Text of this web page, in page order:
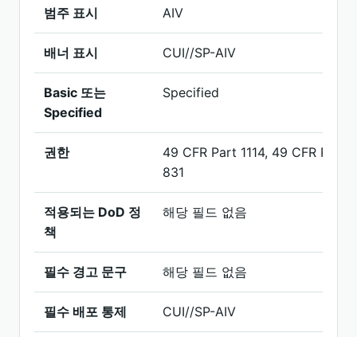
범주 표시 AIV
배너 표시 CUI//SP-AIV
Basic 또는
Specified
Specified
권한
49 CFR Part 1114, 49 CFR Part
831
적용되는 DoD 정
책
해당 필드 없음
필수 경고 문구 해당 필드 없음
필수 배포 통제 CUI//SP-AIV